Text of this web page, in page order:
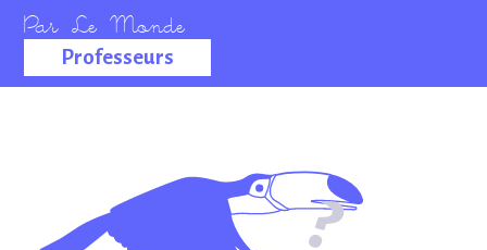
Professeurs
La salle des
professeurs